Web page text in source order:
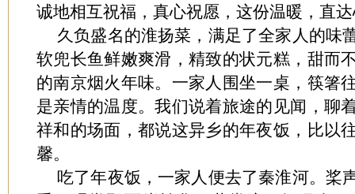
诚地相互祝福，真心祝愿，这份温暖，直
久负盛名的淮扬菜，满足了全家人的味
软兜长鱼鲜嫩爽滑，精致的状元糕，甜而
的南京烟火年味。一家人围坐一桌，筷箸
是亲情的温度。我们说着旅途的见闻，聊
祥和的场面，都说这异乡的年夜饭，比以
馨。
吃了年夜饭，一家人便去了秦淮河。桨